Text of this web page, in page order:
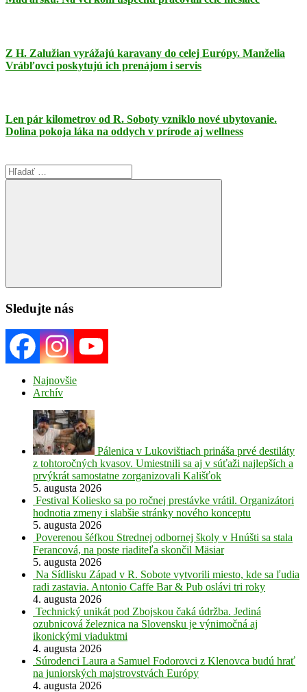
Z H. Zalužian vyrážajú karavany do celej Európy. Manželia
Vrábľovci poskytujú ich prenájom i servis
Len pár kilometrov od R. Soboty vzniklo nové ubytovanie.
Dolina pokoja láka na oddych v prírode aj wellness
Search
for:
Search
Sledujte nás
Najnovšie
Archív
Pálenica v Lukovištiach prináša prvé destiláty
z tohtoročných kvasov. Umiestnili sa aj v súťaži najlepších a
prvýkrát samostatne zorganizovali Kališťok
5. augusta 2026
Festival Koliesko sa po ročnej prestávke vrátil. Organizátori
hodnotia zmeny i slabšie stránky nového konceptu
5. augusta 2026
Poverenou šéfkou Strednej odbornej školy v Hnúšti sa stala
Ferancová, na poste riaditeľa skončil Mäsiar
5. augusta 2026
Na Sídlisku Západ v R. Sobote vytvorili miesto, kde sa ľudia
radi zastavia. Antonio Caffe Bar & Pub oslávi tri roky
4. augusta 2026
Technický unikát pod Zbojskou čaká údržba. Jediná
ozubnicová železnica na Slovensku je výnimočná aj
ikonickými viaduktmi
4. augusta 2026
Súrodenci Laura a Samuel Fodorovci z Klenovca budú hrať
na juniorských majstrovstvách Európy
4. augusta 2026